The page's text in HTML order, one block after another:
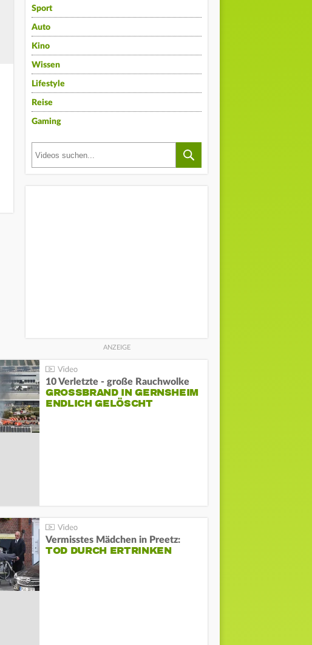
Sport
Auto
Kino
Wissen
Lifestyle
Reise
Gaming
10 Verletzte - große Rauchwolke
GROSSBRAND IN GERNSHEIM E
NDLICH GELÖSCHT
Vermisstes Mädchen in Preetz:
TOD DURCH ERTRINKEN